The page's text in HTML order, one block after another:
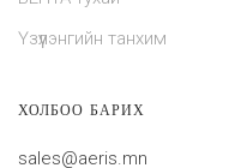
Үзүүлэнгийн танхим
ХОЛБОО БАРИХ
sales@aeris.mn